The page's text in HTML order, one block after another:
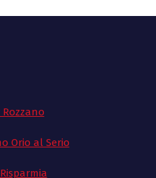
Orio al Serio